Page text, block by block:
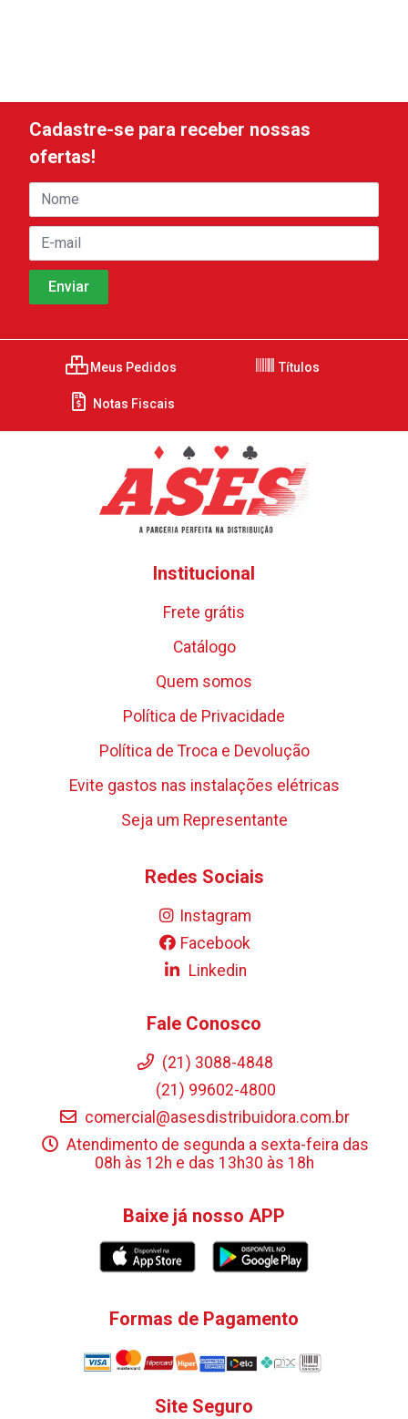
Cadastre-se para receber nossas
ofertas!
Meus Pedidos Títulos
Notas Fiscais
Institucional
Frete grátis
Catálogo
Quem somos
Política de Privacidade
Política de Troca e Devolução
Evite gastos nas instalações elétricas
Seja um Representante
Redes Sociais
Instagram
Facebook
Linkedin
Fale Conosco
(21) 3088-4848
(21) 99602-4800
comercial@asesdistribuidora.com.br
Atendimento de segunda a sexta-feira das
08h às 12h e das 13h30 às 18h
Baixe já nosso APP
Formas de Pagamento
Site Seguro